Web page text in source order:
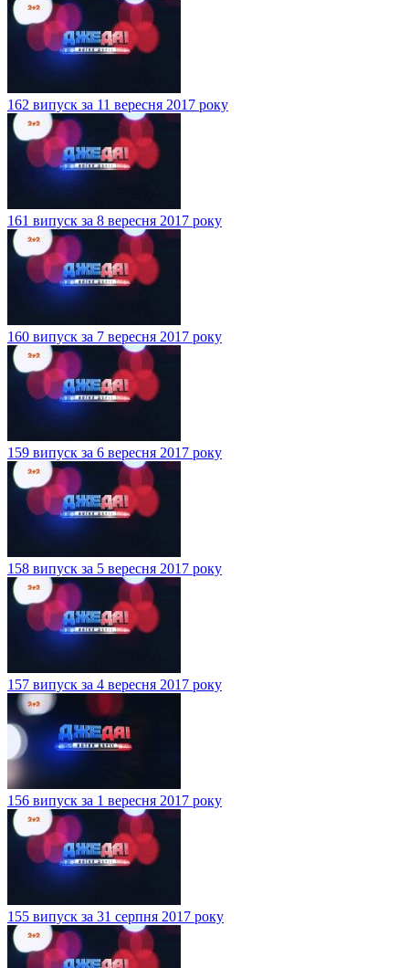
162 випуск за 11 вересня 2017 року
161 випуск за 8 вересня 2017 року
160 випуск за 7 вересня 2017 року
159 випуск за 6 вересня 2017 року
158 випуск за 5 вересня 2017 року
157 випуск за 4 вересня 2017 року
156 випуск за 1 вересня 2017 року
155 випуск за 31 серпня 2017 року